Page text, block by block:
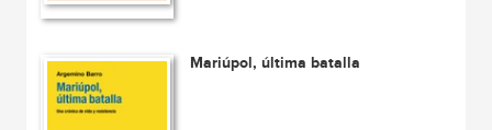
Mariúpol, última batalla